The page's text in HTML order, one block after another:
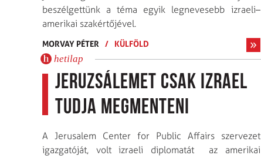
beszélgettünk a téma egyik legnevesebb izraeli–
amerikai szakértőjével.
MORVAY PÉTER / KÜLFÖLD
hetilap
Jeruzsálemet csak Izrael
tudja megmenteni
A Jerusalem Center for Public Affairs szervezet
igazgatóját, volt izraeli diplomatát az amerikai